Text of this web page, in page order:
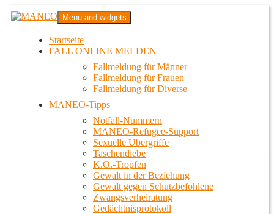
Zum
InhaltMANEO
Das schwule Anti-Gewalt-Projekt in Berlin
Menu and widgets
Startseite
FALL ONLINE MELDEN
Fallmeldung für Männer
Fallmeldung für Frauen
Fallmeldung für Diverse
MANEO-Tipps
Notfall-Nummern
MANEO-Refugee-Support
Sexuelle Übergriffe
Taschendiebe
K.O.-Tropfen
Gewalt in der Beziehung
Gewalt gegen Schutzbefohlene
Zwangsverheiratung
Gedächtnisprotokoll